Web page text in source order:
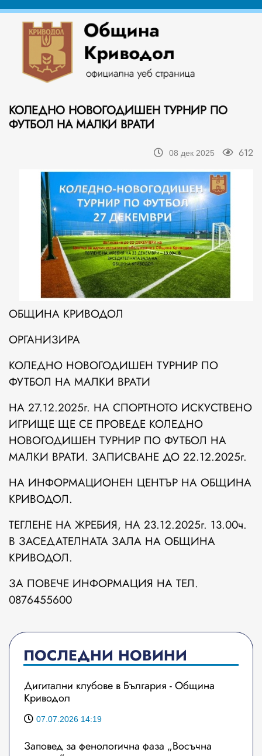
КОЛЕДНО НОВОГОДИШЕН ТУРНИР ПО
ФУТБОЛ НА МАЛКИ ВРАТИ
08 дек 2025 612
ОБЩИНА КРИВОДОЛ
ОРГАНИЗИРА
КОЛЕДНО НОВОГОДИШЕН ТУРНИР ПО
ФУТБОЛ НА МАЛКИ ВРАТИ
НА 27.12.2025г. НА СПОРТНОТО ИСКУСТВЕНО
ИГРИЩЕ ЩЕ СЕ ПРОВЕДЕ КОЛЕДНО
НОВОГОДИШЕН ТУРНИР ПО ФУТБОЛ НА
МАЛКИ ВРАТИ. ЗАПИСВАНЕ ДО 22.12.2025г.
НА ИНФОРМАЦИОНЕН ЦЕНТЪР НА ОБЩИНА
КРИВОДОЛ.
ТЕГЛЕНЕ НА ЖРЕБИЯ, НА 23.12.2025г. 13.00ч.
В ЗАСЕДАТЕЛНАТА ЗАЛА НА ОБЩИНА
КРИВОДОЛ.
ЗА ПОВЕЧЕ ИНФОРМАЦИЯ НА ТЕЛ.
0876455600
ПОСЛЕДНИ НОВИНИ
Дигитални клубове в България - Община
Криводол
07.07.2026 14:19
Заповед за фенологична фаза „Восъчна